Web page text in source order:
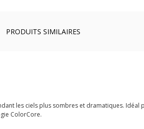
PRODUITS SIMILAIRES
les ciels plus sombres et dramatiques. Idéal
ColorCore.